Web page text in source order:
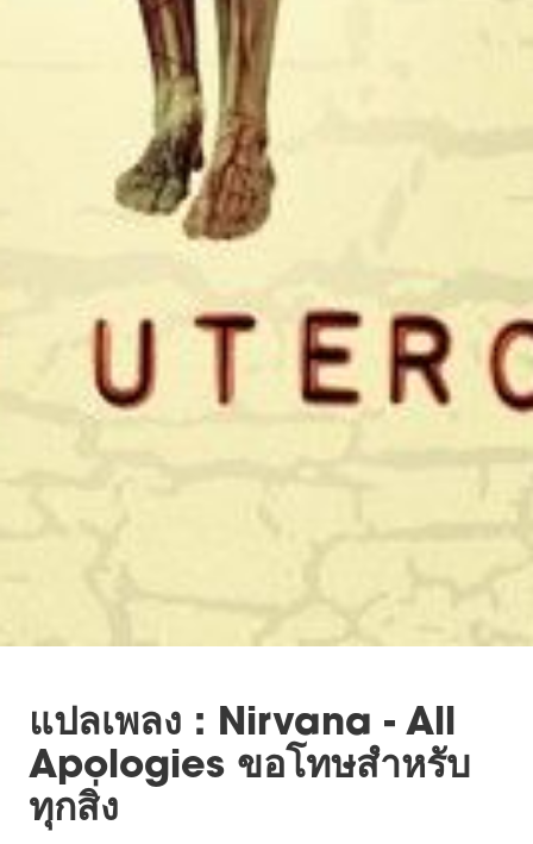
แปลเพลง : Nirvana - All
Apologies ขอโทษสำหรับ
ทุกสิ่ง